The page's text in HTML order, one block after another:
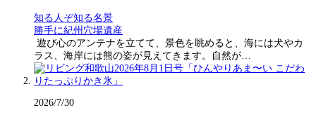
知る人ぞ知る名景
勝手に紀州穴場遺産
遊び心のアンテナを立てて、景色を眺めると、海には犬やカ
ラス、海岸には熊の姿が見えてきます。自然が…
2026/7/30